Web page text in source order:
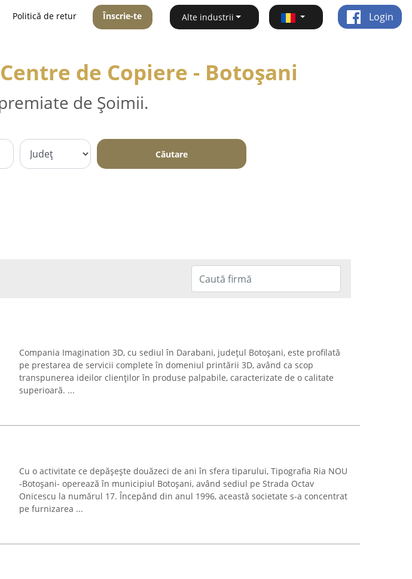
Politică de retur Înscrie-te Alte industrii Login
de Copiere - Botoşani
de Șoimii.
Căutare
Compania Imagination 3D, cu sediul în Darabani, județul Botoșani, este profilată
pe prestarea de servicii complete în domeniul printării 3D, având ca scop
transpunerea ideilor clienților în produse palpabile, caracterizate de o calitate
superioară. ...
Cu o activitate ce depășește douăzeci de ani în sfera tiparului, Tipografia Ria NOU
-Botoșani- operează în municipiul Botoșani, având sediul pe Strada Octav
Onicescu la numărul 17. Începând din anul 1996, această societate s-a concentrat
pe furnizarea ...